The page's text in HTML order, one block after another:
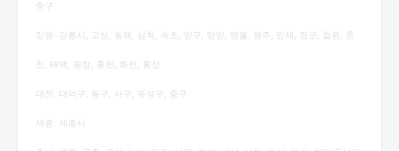
중구
강원: 강릉시, 고성, 동해, 삼척, 속초, 양구, 양양, 영월, 원주, 인제, 정군, 철원, 춘
천, 태백, 평창, 홍천, 화천, 횡성
대전: 대덕구, 동구, 서구, 유성구, 중구
세종: 세종시